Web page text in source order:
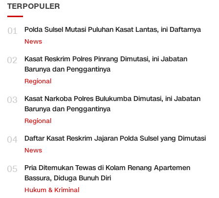
TERPOPULER
01 Polda Sulsel Mutasi Puluhan Kasat Lantas, ini Daftarnya
News
02
Kasat Reskrim Polres Pinrang Dimutasi, ini Jabatan
Barunya dan Penggantinya
Regional
03
Kasat Narkoba Polres Bulukumba Dimutasi, ini Jabatan
Barunya dan Penggantinya
Regional
04 Daftar Kasat Reskrim Jajaran Polda Sulsel yang Dimutasi
News
05
Pria Ditemukan Tewas di Kolam Renang Apartemen
Bassura, Diduga Bunuh Diri
Hukum & Kriminal